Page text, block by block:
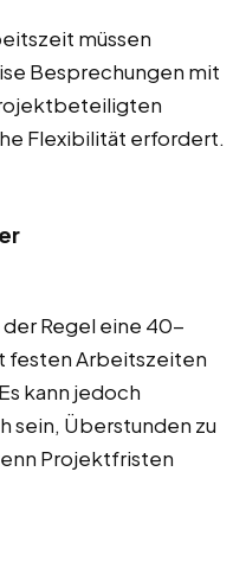
müssen
Besprechungen mit
Flexibilität erfordert.
Regel eine 40-
festen Arbeitszeiten
kann jedoch
sein, Überstunden zu
Projektfristen